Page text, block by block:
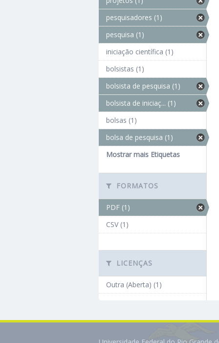
pesquisadores (1)
pesquisa (1)
iniciação científica (1)
bolsistas (1)
bolsista de pesquisa (1)
bolsista de iniciaç... (1)
bolsas (1)
bolsa de pesquisa (1)
Mostrar mais Etiquetas
FORMATOS
PDF (1)
CSV (1)
LICENÇAS
Outra (Aberta) (1)